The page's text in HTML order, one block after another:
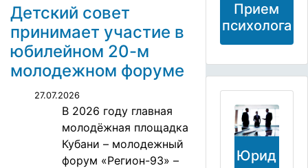
Детский совет
принимает участие в
юбилейном 20-м
молодежном форуме
27.07.2026
В 2026 году главная
молодёжная площадка
Кубани – молодежный
форум «Регион-93» –
Прием
психолога
Юрид